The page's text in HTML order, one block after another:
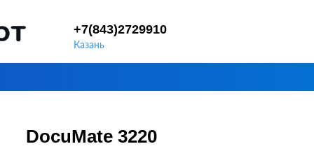
+7(843)2729910
Казань
DocuMate 3220